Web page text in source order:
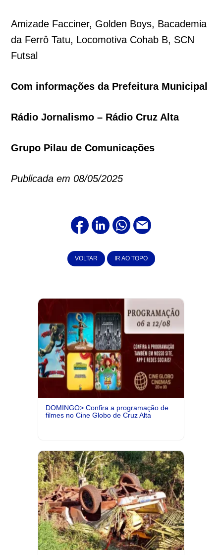
Amizade Facciner, Golden Boys, Bacademia
da Ferrô Tatu, Locomotiva Cohab B, SCN
Futsal
Com informações da Prefeitura Municipal
Rádio Jornalismo – Rádio Cruz Alta
Grupo Pilau de Comunicações
Publicada em 08/05/2025
VOLTAR IR AO TOPO
DOMINGO> Confira a programação de
filmes no Cine Globo de Cruz Alta